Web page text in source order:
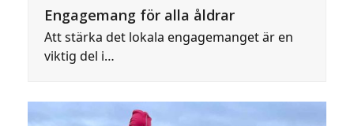
Engagemang för alla åldrar
Att stärka det lokala engagemanget är en
viktig del i…